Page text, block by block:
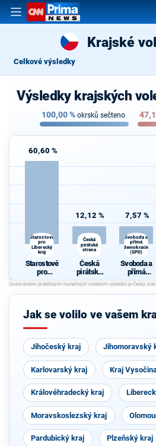
Krajské
Celkové výsledky
Výsledky krajských
100,00% okrsků sečteno
60,60 %
Starostové
pro
Liberecký
kraj
Starostové
pro
Liberecký
kraj
12,12 %
Česká
pirátská
strana
Česká
pirátská
strana
7,57 %
Svoboda a
přímá
demokracie
(SPD)
Svoboda a
přímá
demokraci
e (SPD)
Jak se volilo ve vašem
Jihočeský kraj Jihomoravský
Karlovarský kraj Kraj
Královéhradecký kraj
Moravskoslezský kraj
Pardubický kraj Plzeňský kraj